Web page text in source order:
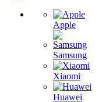
Apple
Samsung
Xiaomi
Huawei